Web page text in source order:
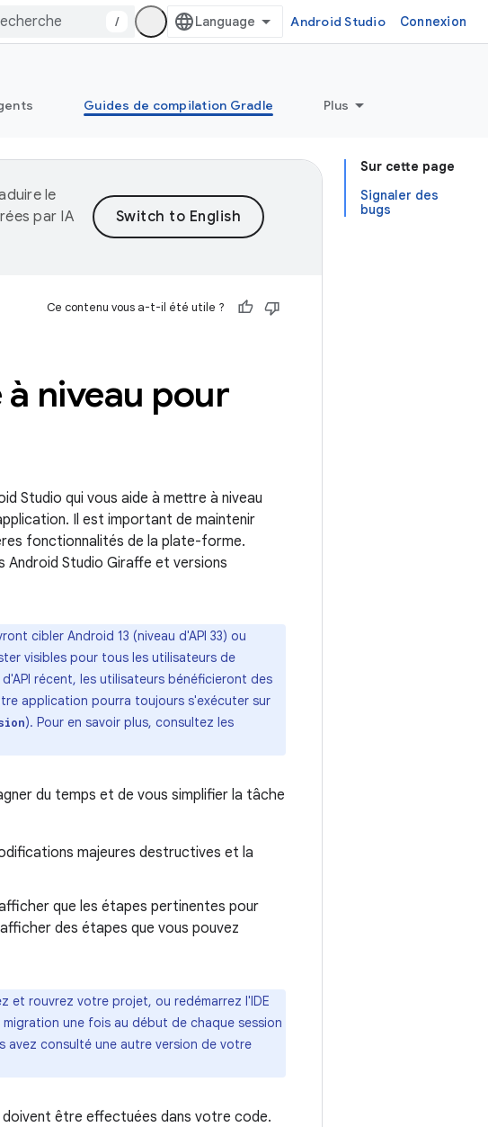
/ Android Studio Connexion
Guides de compilation Gradle Plus
Sur cette page
Signaler des
bugs
le
par IA
Ce contenu vous a-t-il été utile ?
niveau pour
Studio qui vous aide à mettre à niveau
Il est important de maintenir
fonctionnalités de la plate-forme.
Android Studio Giraffe et versions
cibler Android 13 (niveau d'API 33) ou
visibles pour tous les utilisateurs de
récent, les utilisateurs bénéficieront des
application pourra toujours s'exécuter sur
). Pour en savoir plus, consultez les
du temps et de vous simplifier la tâche
majeures destructives et la
que les étapes pertinentes pour
des étapes que vous pouvez
et rouvrez votre projet, ou redémarrez l'IDE
une fois au début de chaque session
avez consulté une autre version de votre
doivent être effectuées dans votre code.